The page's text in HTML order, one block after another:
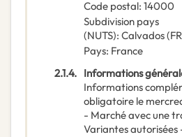
Code postal: 14000
Subdivision pays
(NUTS): Calvados(
Pays: France
2.1.4. Informations
Informations
obligatoire le
- Marché avec une
Variantes autorisées